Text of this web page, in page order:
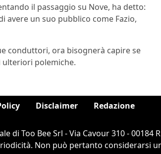
il passaggio su Nove, ha detto:
avere un suo pubblico come Fazio,
conduttori, ora bisognerà capire se
polemiche.
Disclaimer Redazione
Too Bee Srl - Via Cavour 310 - 00184
Non può pertanto considerarsi